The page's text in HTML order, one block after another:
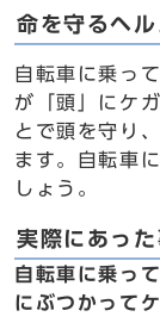
命を守るヘル
自転車に乗っ
が「頭」にケ
とで頭を守り
ます。自転車
しょう。
実際にあった
自転車に乗っ
にぶつかって